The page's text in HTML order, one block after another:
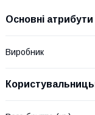
Основні атрибути
Виробник